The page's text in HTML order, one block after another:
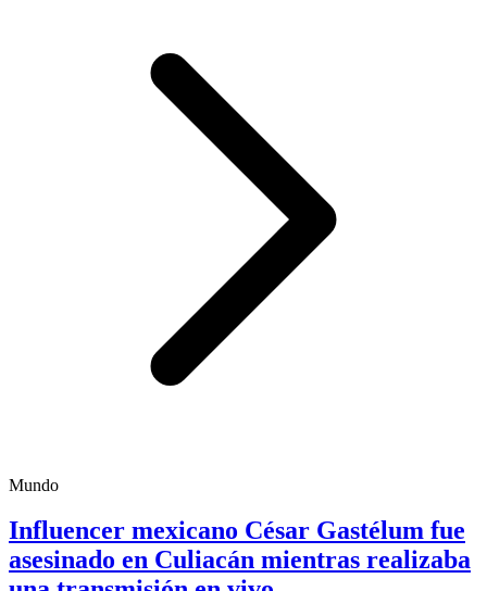
Mundo
Influencer mexicano César Gastélum fue
asesinado en Culiacán mientras realizaba